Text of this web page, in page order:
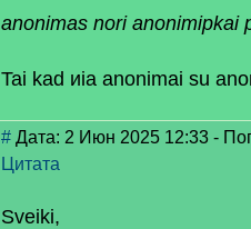
anonimas nori
Tai kad иia anonimai su
# Дата: 2 Июн 2025 12:33 -
Цитата
Sveiki,